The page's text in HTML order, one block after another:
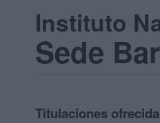
Instituto
Sede
Titulaciones